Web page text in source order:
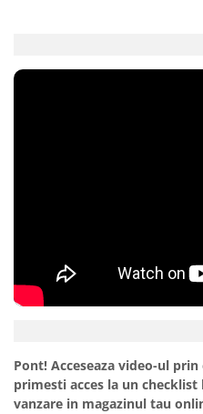
Pont! Acceseaza video-ul
primesti acces la un
vanzare in magazinul tau